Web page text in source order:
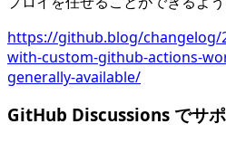
https://github.blog/changelog/
with-custom-github-actions-
generally-available/
GitHub Discussions でサ